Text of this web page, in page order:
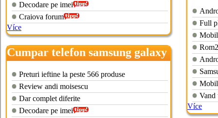
Decodare pe imei
Craiova forum
Více
Cumpar telefon samsung galaxy
s3
Preturi ieftine la peste 566 produse
Review andi moisescu
Dar complet diferite
Decodare pe imei
Full
Vand
Více